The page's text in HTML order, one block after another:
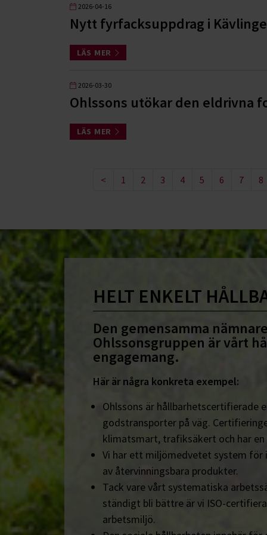
2026-04-16
Nytt fyrfacksuppdrag i
LÄS MER
2026-03-30
Ohlssons utökar den eldrivna
LÄS MER
< 1 2 3 4 5 6 7 8
HELT ENKELT
Den gemensamma
Ohlssonsgruppen är vårt
engagemang.
Här är några konkreta exempel:
Ohlssons är hållbarhetscertifierade
godstransporter på väg.
klimatsmart, trafiksäkert och har
Vi har ett miljömedvetet system för
av återvinningsbara produkter.
Tack vare vårt systematiska
ständigt bli bättre är vi ISO-
arbetsmiljö.